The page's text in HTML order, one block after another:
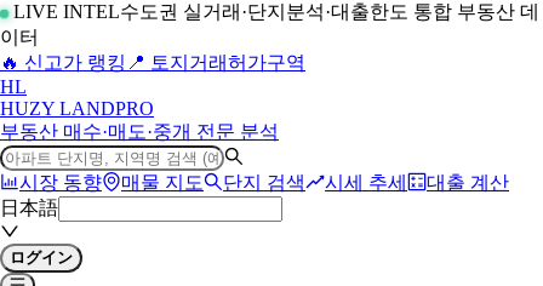
LIVE INTEL수도권 실거래·단지분석·대출한도 통합 부동산 데
이터
🔥 신고가 랭킹 📍 토지거래허가구역
HL
HUZY LANDPRO
부동산 매수·매도·중개 전문 분석
시장 동향 매물 지도 단지 검색 시세 추세
대출 계산
日本語
ログイン